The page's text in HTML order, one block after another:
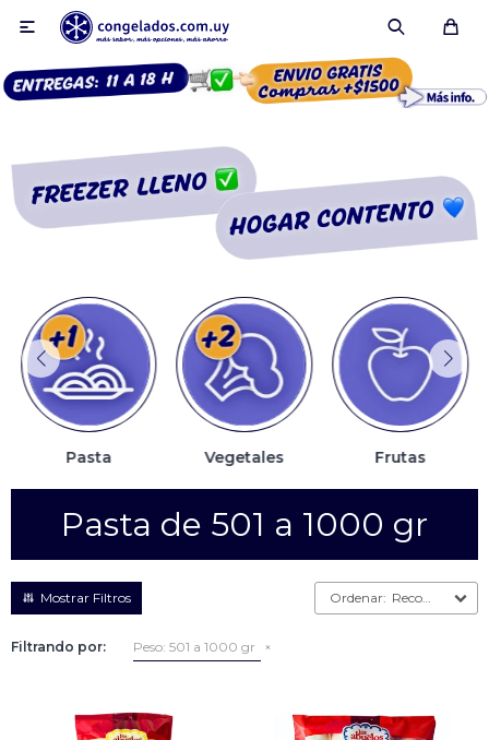

Pasta Vegetales Frutas
Pasta de 501 a 1000 gr
Recomendados
Filtrando por: Peso: 501 a 1000 gr
Smoothies
Fruta congelada
Pulpas
Pizzas
Empanadas
Otros
Arrolladitos primavera
Croquetas
Otros
Bastones
Especialidades
Ravioles
Rebozados